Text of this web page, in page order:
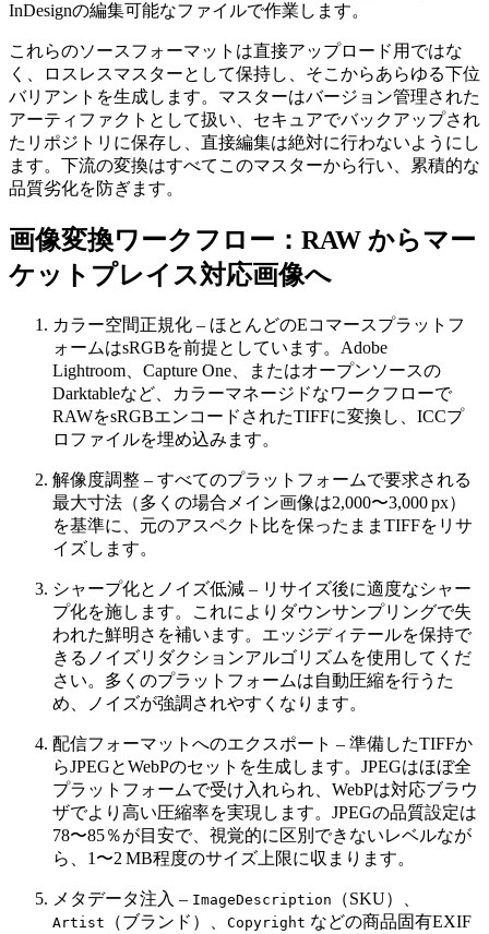
InDesignの編集可能なファイルで作業します。
これらのソースフォーマットは直接アップロード用ではな
く、ロスレスマスターとして保持し、そこからあらゆる下位
バリアントを生成します。マスターはバージョン管理された
アーティファクトとして扱い、セキュアでバックアップされ
たリポジトリに保存し、直接編集は絶対に行わないようにし
ます。下流の変換はすべてこのマスターから行い、累積的な
品質劣化を防ぎます。
画像変換ワークフロー：RAW からマー
ケットプレイス対応画像へ
カラー空間正規化 – ほとんどのEコマースプラットフ
ォームはsRGBを前提としています。Adobe
Lightroom、Capture One、またはオープンソースの
Darktableなど、カラーマネージドなワークフローで
RAWをsRGBエンコードされたTIFFに変換し、ICCプ
ロファイルを埋め込みます。
解像度調整 – すべてのプラットフォームで要求される
最大寸法（多くの場合メイン画像は2,000〜3,000 px）
を基準に、元のアスペクト比を保ったままTIFFをリサ
イズします。
シャープ化とノイズ低減 – リサイズ後に適度なシャー
プ化を施します。これによりダウンサンプリングで失
われた鮮明さを補います。エッジディテールを保持で
きるノイズリダクションアルゴリズムを使用してくだ
さい。多くのプラットフォームは自動圧縮を行うた
め、ノイズが強調されやすくなります。
配信フォーマットへのエクスポート – 準備したTIFFか
らJPEGとWebPのセットを生成します。JPEGはほぼ全
プラットフォームで受け入れられ、WebPは対応ブラウ
ザでより高い圧縮率を実現します。JPEGの品質設定は
78〜85％が目安で、視覚的に区別できないレベルなが
ら、1〜2 MB程度のサイズ上限に収まります。
メタデータ注入 – ImageDescription （SKU）、
Artist （ブランド）、 Copyright などの商品固有EXIF